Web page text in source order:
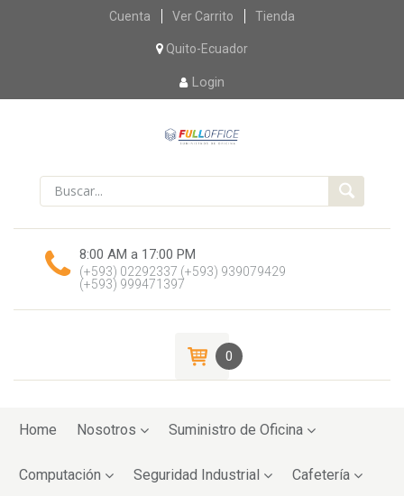
Skip
content
Cuenta Ver Carrito Tienda
Quito-Ecuador
Login
8:00 AM a 17:00 PM
(+593) 02292337 (+593) 939079429
(+593) 999471397
0
toHome Nosotros Suministro de Oficina
Computación Seguridad Industrial Cafetería